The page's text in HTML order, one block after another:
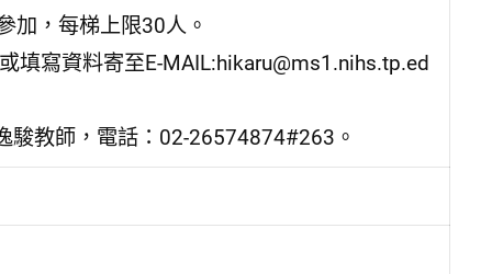
加，每梯上限30人。
寫資料寄至E-MAIL:hikaru@ms1.nihs.tp.ed
駿教師，電話：02-26574874#263。